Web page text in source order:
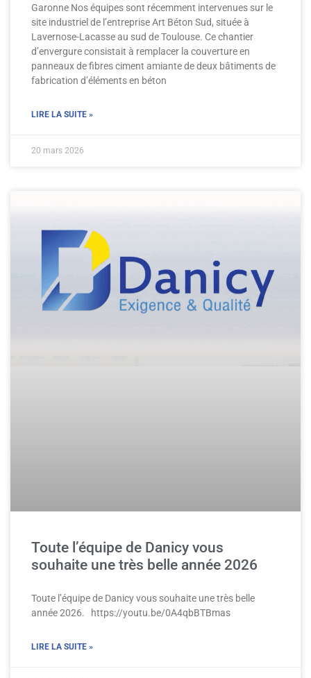
Garonne Nos équipes sont récemment intervenues sur le
site industriel de l’entreprise Art Béton Sud, située à
Lavernose-Lacasse au sud de Toulouse. Ce chantier
d’envergure consistait à remplacer la couverture en
panneaux de fibres ciment amiante de deux bâtiments de
fabrication d’éléments en béton
LIRE LA SUITE »
20 mars 2026
Toute l’équipe de Danicy vous
souhaite une très belle année 2026
Toute l’équipe de Danicy vous souhaite une très belle
année 2026. https://youtu.be/0A4qbBTBmas
LIRE LA SUITE »